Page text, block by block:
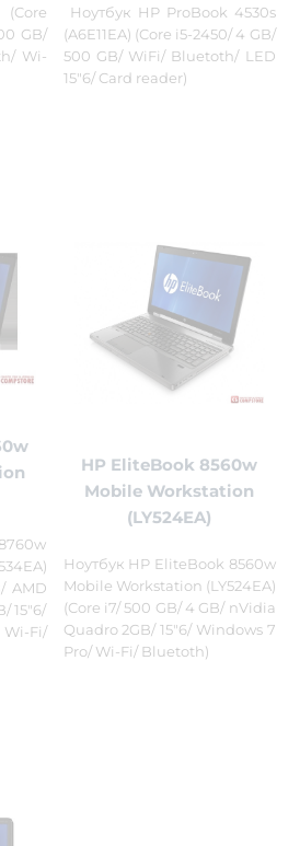
(Core
GB/
Wi-
Ноутбук HP ProBook 4530s
(A6E11EA) (Core i5-2450/ 4 GB/
500 GB/ WiFi/ Bluetoth/ LED
15"6/ Card reader)
AMD
15"6/
Fi/
HP EliteBook 8560w
Mobile Workstation
(LY524EA)
Ноутбук HP EliteBook 8560w
Mobile Workstation (LY524EA)
(Core i7/ 500 GB/ 4 GB/ nVidia
Quadro 2GB/ 15"6/ Windows 7
Pro/ Wi-Fi/ Bluetoth)